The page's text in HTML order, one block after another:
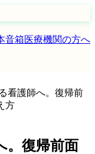
音箱医療機関の方へ
看護師へ。復帰前
方
。復帰前面